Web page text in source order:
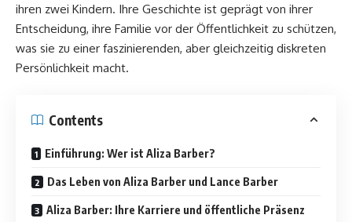
ihren zwei Kindern. Ihre Geschichte ist geprägt von ihrer
Entscheidung, ihre Familie vor der Öffentlichkeit zu schützen,
was sie zu einer faszinierenden, aber gleichzeitig diskreten
Persönlichkeit macht.
Contents
Einführung: Wer ist Aliza Barber?
Das Leben von Aliza Barber und Lance Barber
Aliza Barber: Ihre Karriere und öffentliche Präsenz